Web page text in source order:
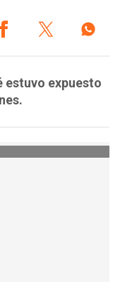
estuvo expuesto